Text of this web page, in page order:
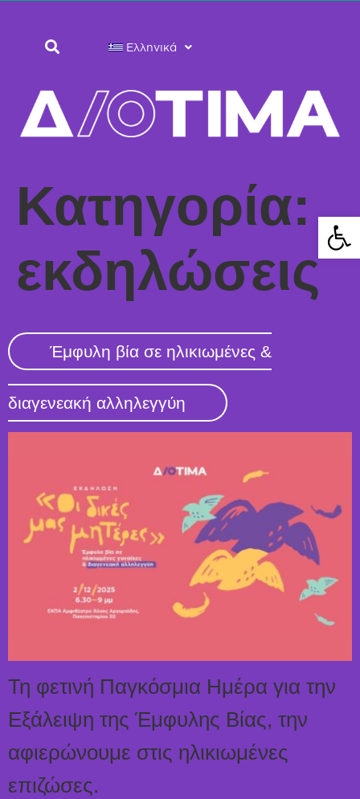
Ελληνικά
Κατηγορία:
εκδηλώσεις
Έμφυλη βία σε ηλικιωμένες &
διαγενεακή αλληλεγγύη
Τη φετινή Παγκόσμια Ημέρα για την
Εξάλειψη της Έμφυλης Βίας, την
αφιερώνουμε στις ηλικιωμένες
επιζώσες.